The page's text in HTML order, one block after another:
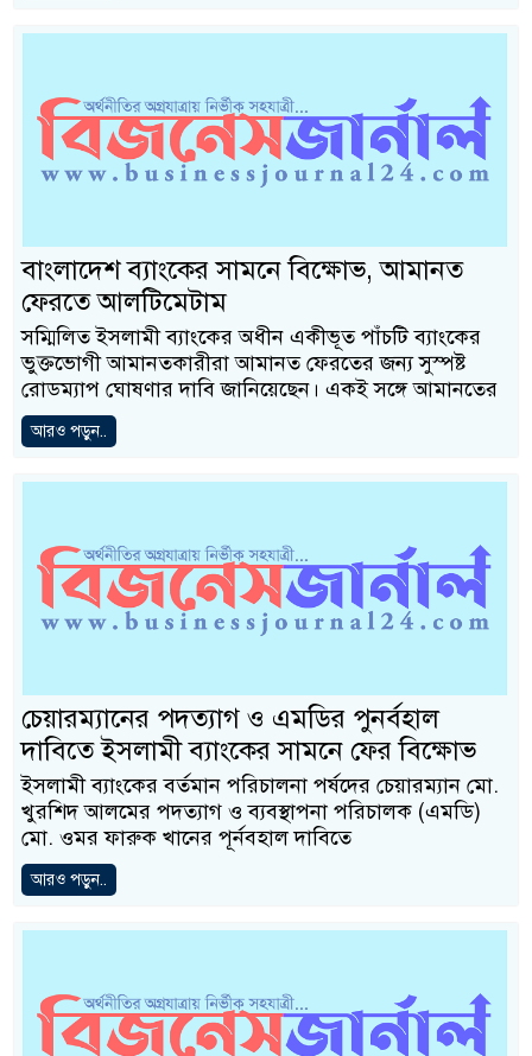
বাংলাদেশ ব্যাংকের সামনে বিক্ষোভ, আমানত
ফেরতে আলটিমেটাম
সম্মিলিত ইসলামী ব্যাংকের অধীন একীভূত পাঁচটি ব্যাংকের
ভুক্তভোগী আমানতকারীরা আমানত ফেরতের জন্য সুস্পষ্ট
রোডম্যাপ ঘোষণার দাবি জানিয়েছেন। একই সঙ্গে আমানতের
আরও পড়ুন..
চেয়ারম্যানের পদত্যাগ ও এমডির পুনর্বহাল
দাবিতে ইসলামী ব্যাংকের সামনে ফের বিক্ষোভ
ইসলামী ব্যাংকের বর্তমান পরিচালনা পর্ষদের চেয়ারম্যান মো.
খুরশিদ আলমের পদত্যাগ ও ব্যবস্থাপনা পরিচালক (এমডি)
মো. ওমর ফারুক খানের পূর্নবহাল দাবিতে
আরও পড়ুন..